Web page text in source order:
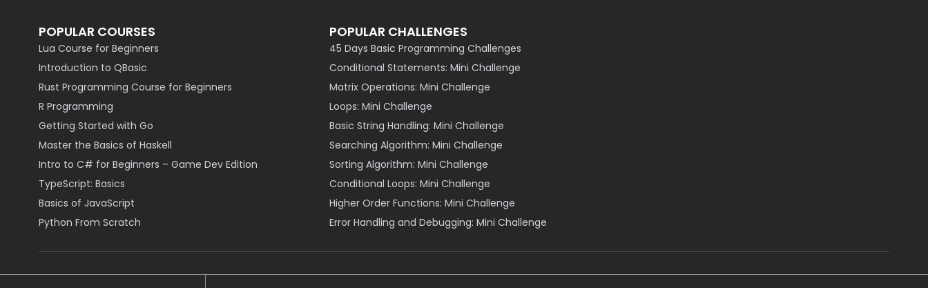
POPULAR COURSES
Lua Course for Beginners
Introduction to QBasic
Rust Programming Course for Beginners
R Programming
Getting Started with Go
Master the Basics of Haskell
Intro to C# for Beginners – Game Dev Edition
TypeScript: Basics
Basics of JavaScript
Python From Scratch
POPULAR CHALLENGES
45 Days Basic Programming Challenges
Conditional Statements: Mini Challenge
Matrix Operations: Mini Challenge
Loops: Mini Challenge
Basic String Handling: Mini Challenge
Searching Algorithm: Mini Challenge
Sorting Algorithm: Mini Challenge
Conditional Loops: Mini Challenge
Higher Order Functions: Mini Challenge
Error Handling and Debugging: Mini Challenge